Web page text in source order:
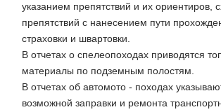
указанием препятствий и их ориентиров,
препятствий с нанесением пути
страховки и швартовки.
В отчетах о спелеопоходах приводятся
материалы по подземным полостям.
В отчетах об автомото - походах
возможной заправки и ремонта